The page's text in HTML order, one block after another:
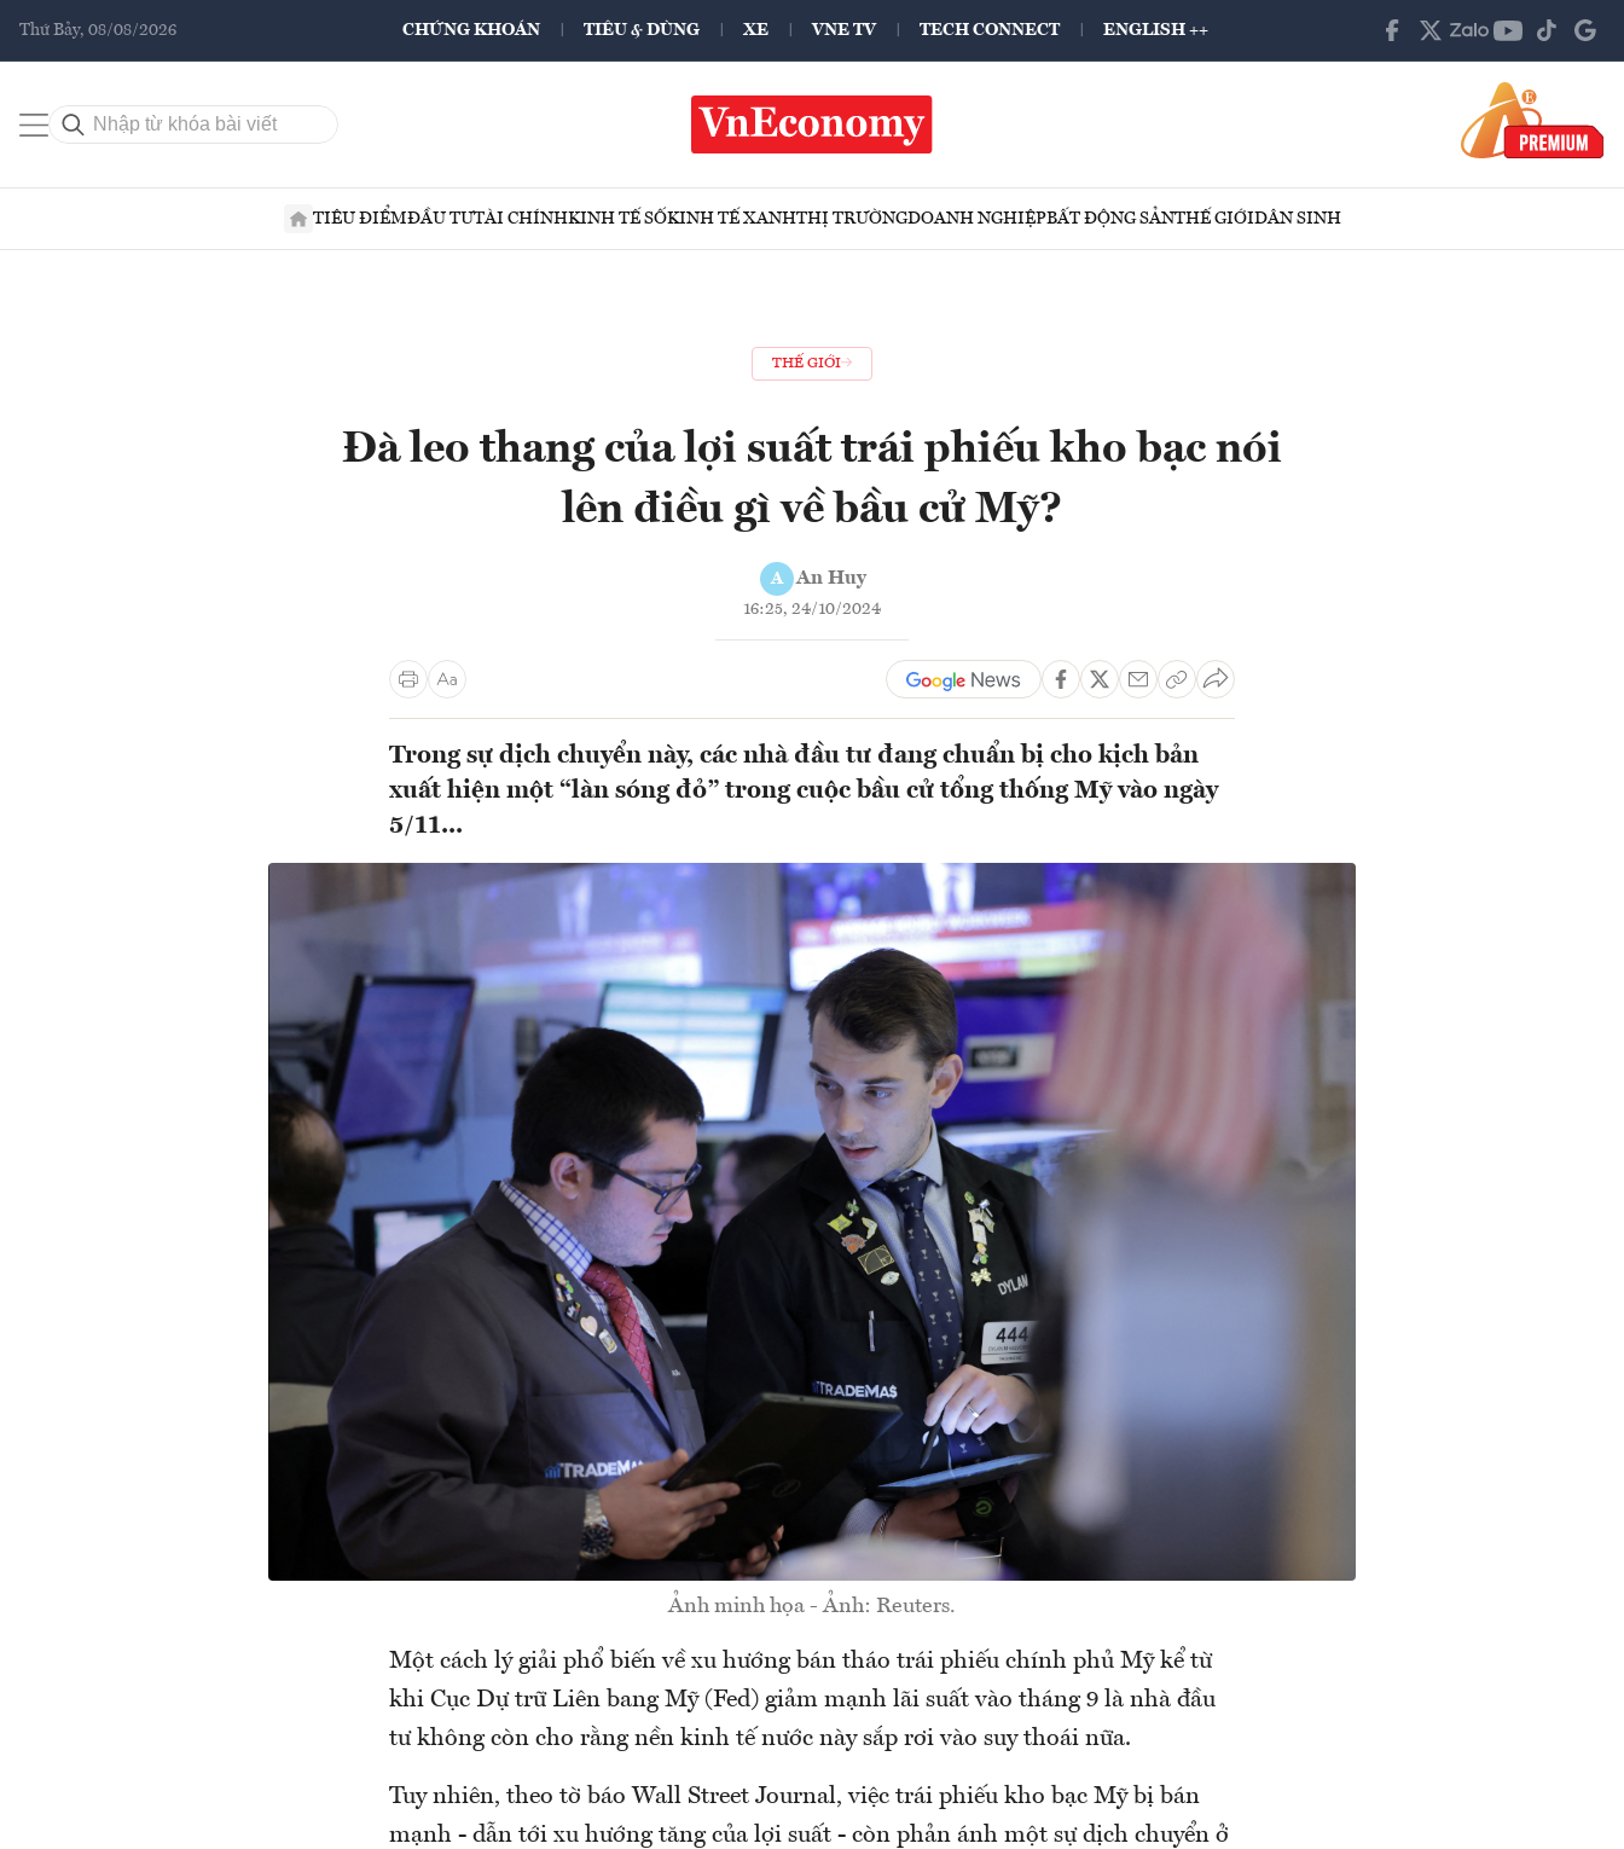
Thứ Bảy, 08/08/2026 CHỨNG KHOÁN TIÊU & DÙNG XE VNE TV TECH CONNECT ENGLISH ++
TIÊU ĐIỂMĐẦU TƯTÀI CHÍNHKINH TẾ SỐKINH TẾ XANHTHỊ TRƯỜNGDOANH NGHIỆPBẤT ĐỘNG SẢNTHẾ GIỚIDÂN SINH
THẾ GIỚI
Đà leo thang của lợi suất trái phiếu kho bạc nói
lên điều gì về bầu cử Mỹ?
A An Huy
16:25, 24/10/2024
Trong sự dịch chuyển này, các nhà đầu tư đang chuẩn bị cho kịch bản
xuất hiện một “làn sóng đỏ” trong cuộc bầu cử tổng thống Mỹ vào ngày
5/11...
Ảnh minh họa - Ảnh: Reuters.
Một cách lý giải phổ biến về xu hướng bán tháo trái phiếu chính phủ Mỹ kể từ
khi Cục Dự trữ Liên bang Mỹ (Fed) giảm mạnh lãi suất vào tháng 9 là nhà đầu
tư không còn cho rằng nền kinh tế nước này sắp rơi vào suy thoái nữa.
Tuy nhiên, theo tờ báo Wall Street Journal, việc trái phiếu kho bạc Mỹ bị bán
mạnh - dẫn tới xu hướng tăng của lợi suất - còn phản ánh một sự dịch chuyển ở